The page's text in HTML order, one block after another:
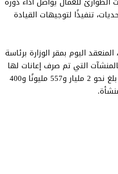
تنفيذًا لتوجيهات القيادة
اليوم بمقر الوزارة برئاسة
التي تم صرف إعانات لها
منذ بدء نشاط الصندوق عام 2002 وحتى 22 يونيه 2026، بلغ نحو 2 مليار و557 مليونًا و400